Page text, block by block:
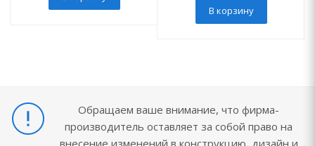
В корзину
Обращаем ваше внимание, что фирма-
производитель оставляет за собой право на
внесение изменений в конструкцию, дизайн и